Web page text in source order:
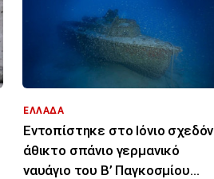
ΕΛΛΑΔΑ
Εντοπίστηκε στο Ιόνιο σχεδόν
άθικτο σπάνιο γερμανικό
ναυάγιο του Β’ Παγκοσμίου